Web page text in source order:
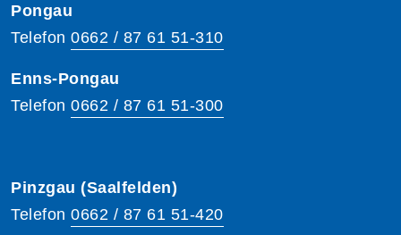
Pongau
Telefon 0662 / 87 61 51-310
Enns-Pongau
Telefon 0662 / 87 61 51-300
Pinzgau (Saalfelden)
Telefon 0662 / 87 61 51-420